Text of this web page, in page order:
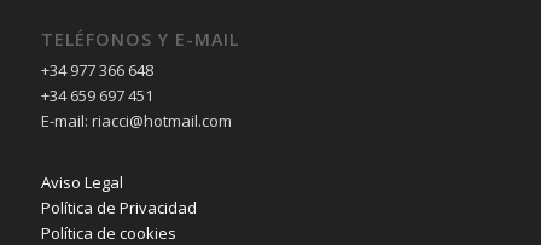
TELÉFONOS Y E-MAIL
+34 977 366 648
+34 659 697 451
E-mail: riacci@hotmail.com
Aviso Legal
Política de Privacidad
Política de cookies